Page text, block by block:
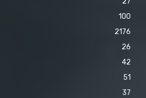
100
2176
26
42
51
37